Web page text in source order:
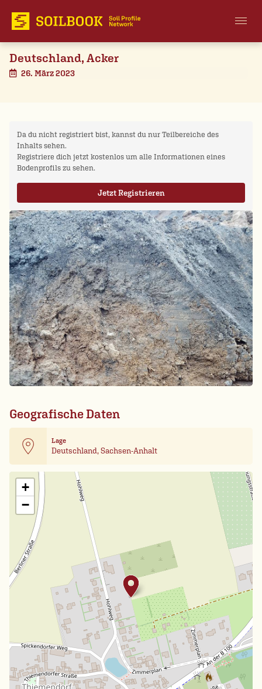
Deutschland, Acker
26. März 2023
Da du nicht registriert bist, kannst du nur Teilbereiche des
Inhalts sehen.
Registriere dich jetzt kostenlos um alle Informationen eines
Bodenprofils zu sehen.
Jetzt Registrieren
Geografische Daten
Lage
Deutschland, Sachsen-Anhalt
+
−